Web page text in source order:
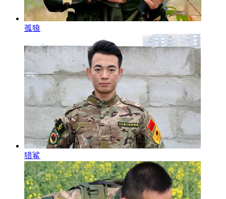
孤狼
猎鲨